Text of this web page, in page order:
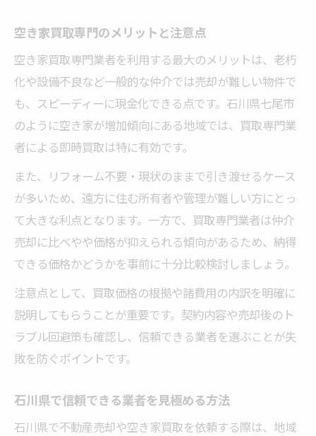
空き家買取専門のメリットと注意点
空き家買取専門業者を利用する最大のメリットは、老朽
化や設備不良など一般的な仲介では売却が難しい物件で
も、スピーディーに現金化できる点です。石川県七尾市
のように空き家が増加傾向にある地域では、買取専門業
者による即時買取は特に有効です。
また、リフォーム不要・現状のままで引き渡せるケース
が多いため、遠方に住む所有者や管理が難しい方にとっ
て大きな利点となります。一方で、買取専門業者は仲介
売却に比べやや価格が抑えられる傾向があるため、納得
できる価格かどうかを事前に十分比較検討しましょう。
注意点として、買取価格の根拠や諸費用の内訳を明確に
説明してもらうことが重要です。契約内容や売却後のト
ラブル回避策も確認し、信頼できる業者を選ぶことが失
敗を防ぐポイントです。
石川県で信頼できる業者を見極める方法
石川県で不動産売却や空き家買取を依頼する際は、地域